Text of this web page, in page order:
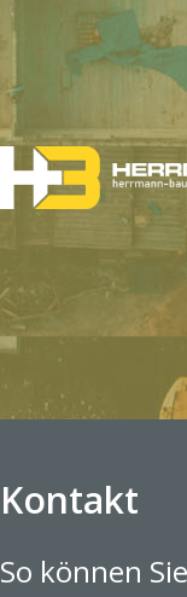
Kontakt
So können